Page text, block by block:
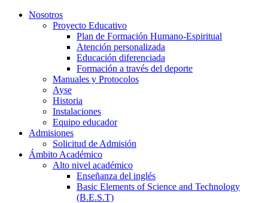
Nosotros
Proyecto Educativo
Plan de Formación Humano-Espiritual
Atención personalizada
Educación diferenciada
Formación a través del deporte
Manuales y Protocolos
Ayse
Historia
Instalaciones
Equipo educador
Admisiones
Solicitud de Admisión
Ámbito Académico
Alto nivel académico
Enseñanza del inglés
Basic Elements of Science and Technology
(B.E.S.T)